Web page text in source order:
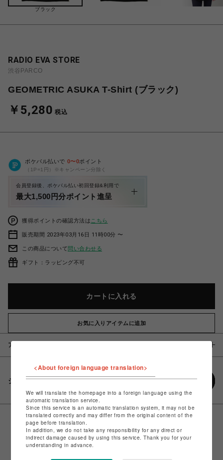
ブラック
RADIO EVA STORE
渋谷PARCO
GEOMETRIC ASUKA T-Shirt (ブラック)
￥5,280 税込
ポケパル払いで 0〜0ポイント
（1P=1円）※キャンペーン分除く
会員登録後、ポケパル払い初回登録&利用で
最大1,500円分ポイント進呈
獲得ポイントの確認方法は こちら
販売期間 2023年03月16日 11時00分 〜
この商品について問い合わせる
ギフト：ラッピング不可
カートに入れる
お気に入りアイテムに追加
アイテム説明 / 素材
シェアする
<About foreign language translation>
We will translate the homepage into a foreign language using the
automatic translation service.
Since this service is an automatic translation system, it may not be
translated correctly and may differ from the original content of the
page before translation.
In addition, we do not take any responsibility for any direct or
indirect damage caused by using this service. Thank you for your
understanding in advance.